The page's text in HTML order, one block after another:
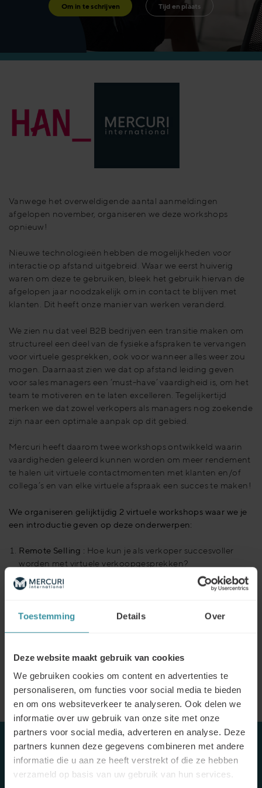
Toestemming Details Over
Deze website maakt gebruik van cookies
We gebruiken cookies om content en advertenties te
personaliseren, om functies voor social media te bieden
en om ons websiteverkeer te analyseren. Ook delen we
informatie over uw gebruik van onze site met onze
partners voor social media, adverteren en analyse. Deze
partners kunnen deze gegevens combineren met andere
informatie die u aan ze heeft verstrekt of die ze hebben
verzameld op basis van uw gebruik van hun services.
Om in te schrijven Tijd en plaats
Vanwege het overweldigende aantal aanmeldingen
afgelopen november, organiseren we deze workshops
opnieuw!
Nieuwe technologieën hebben de mogelijkheden voor
interactie op afstand uitgebreid. Waar we eerst huiverig
waren om deze te gebruiken, bleek het gebruik hiervan de
afgelopen jaar noodzakelijk om in contact te blijven met
klanten. Dit heeft onze manier van werken veranderd.
We zien nu dat veel B2B bedrijven een transitie maken om
structureel een deel van de fysieke afspraken te vervangen
voor virtuele gesprekken, ook voor wanneer alles weer zou
mogen. Daarnaast zien we dat op afstand leiding geven
voor sales managers een ‘must-have’ vaardigheid is, om het
team te motiveren en te laten excelleren. Tegelijkertijd
merken we dat zowel verkopers als managers nog zoekende
zijn naar een optimale aanpak op dit gebied.
Mercuri heeft daarom twee workshops ontwikkeld waarin
vaardigheden geleerd kunnen worden om meer rendement
te halen uit virtuele contactmomenten met klanten en/of
collega’s en van elke virtuele afspraak een succes te maken!
We organiseren gelijktijdig 2 virtuele workshops waar we je
een introductie geven op deze onderwerpen:
Remote Selling : Hoe kun je als verkoper succesvoller
worden met virtuele verkoopgesprekken?
Remote Leadership :
Hoe kun je als manager op afstand
je salesteam effectief leiden?
Deze workshops zijn een initiatief van De Hogeschool van
Arnhem en Nijmegen en Mercuri international. Deze
worden door Nik Peere, (Managing Director) en Martin van
Setten, (Senior Managing Consultant) van beide werkzaam
bij Mercuri International Benelux.
REMOTE SELLING & REMOTE LEADERSHIP - Op 10
maart, organiseren we deze online webinars samen met
De Hogeschool van Arnhem en Nijmegen:Bij inschrijving